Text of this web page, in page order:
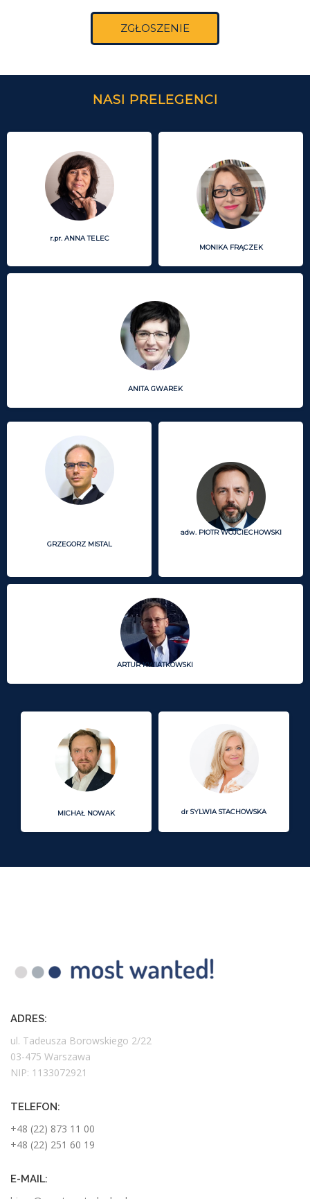
ZGŁOSZENIE
NASI PRELEGENCI
r.pr. ANNA TELEC
MONIKA FRĄCZEK
ANITA GWAREK
GRZEGORZ MISTAL
adw. PIOTR WOJCIECHOWSKI
ARTUR KWIATKOWSKI
MICHAŁ NOWAK dr SYLWIA STACHOWSKA
ADRES:
ul. Tadeusza Borowskiego 2/22
03-475 Warszawa
NIP: 1133072921
TELEFON:
+48 (22) 873 11 00
+48 (22) 251 60 19
E-MAIL: